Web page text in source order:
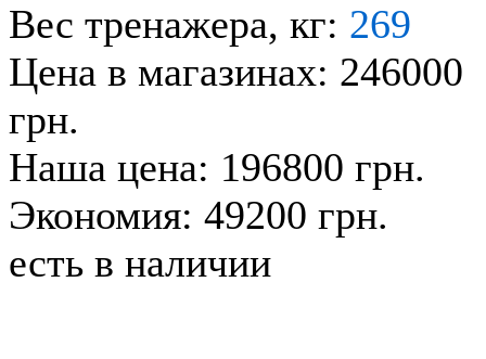
Вес тренажера, кг: 269
Цена в магазинах: 246000
грн.
Наша цена: 196800 грн.
Экономия: 49200 грн.
есть в наличии